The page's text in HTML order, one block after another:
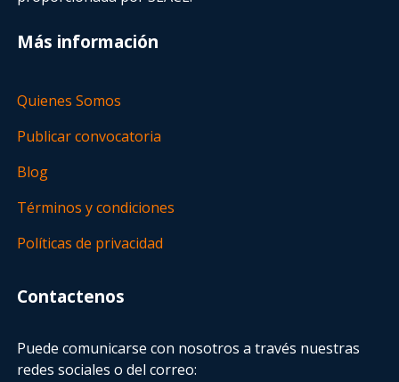
Más información
Quienes Somos
Publicar convocatoria
Blog
Términos y condiciones
Políticas de privacidad
Contactenos
Puede comunicarse con nosotros a través nuestras
redes sociales o del correo: